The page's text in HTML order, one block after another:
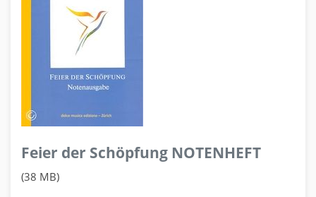
Feier der Schöpfung NOTENHEFT
(38 MB)